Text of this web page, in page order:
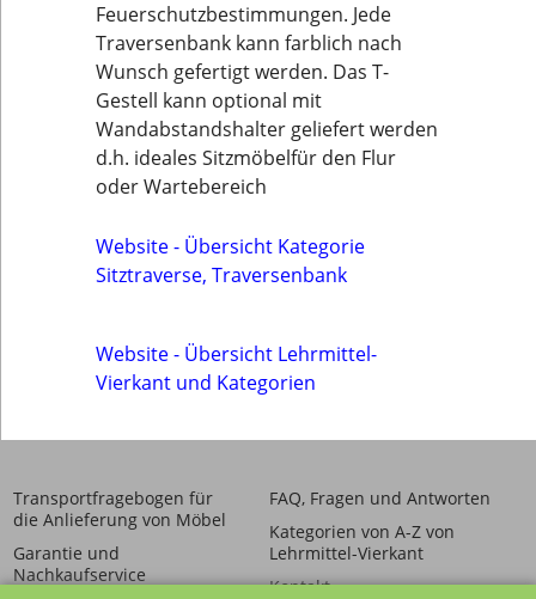
Feuerschutzbestimmungen. Jede
Traversenbank kann farblich nach
Wunsch gefertigt werden. Das T-
Gestell kann optional mit
Wandabstandshalter geliefert werden
d.h. ideales Sitzmöbelfür den Flur
oder Wartebereich
Website - Übersicht Kategorie
Sitztraverse, Traversenbank
Website - Übersicht Lehrmittel-
Vierkant und Kategorien
Transportfragebogen für
die Anlieferung von Möbel
Garantie und
Nachkaufservice
FAQ, Fragen und Antworten
Kategorien von A-Z von
Lehrmittel-Vierkant
Kontakt